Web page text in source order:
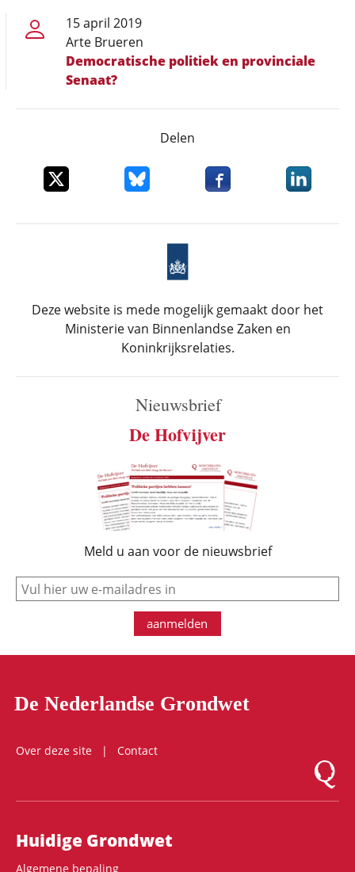
15 april 2019
Arte Brueren
Democratische politiek en provinciale
Senaat?
Delen
Deel dit item op XDeel dit item op Bluesky
Deel dit item opDeel dit
Deze website is mede mogelijk gemaakt door het
Ministerie van Binnenlandse Zaken en
Koninkrijksrelaties.
Nieuwsbrief
De Hofvijver
Meld u aan voor de nieuwsbrief
e-mail
aanmelden
De Nederlandse Grondwet
Over deze site
Contact
Logo
Hoofdnavigatie
Huidige Grondwet
Algemene bepaling